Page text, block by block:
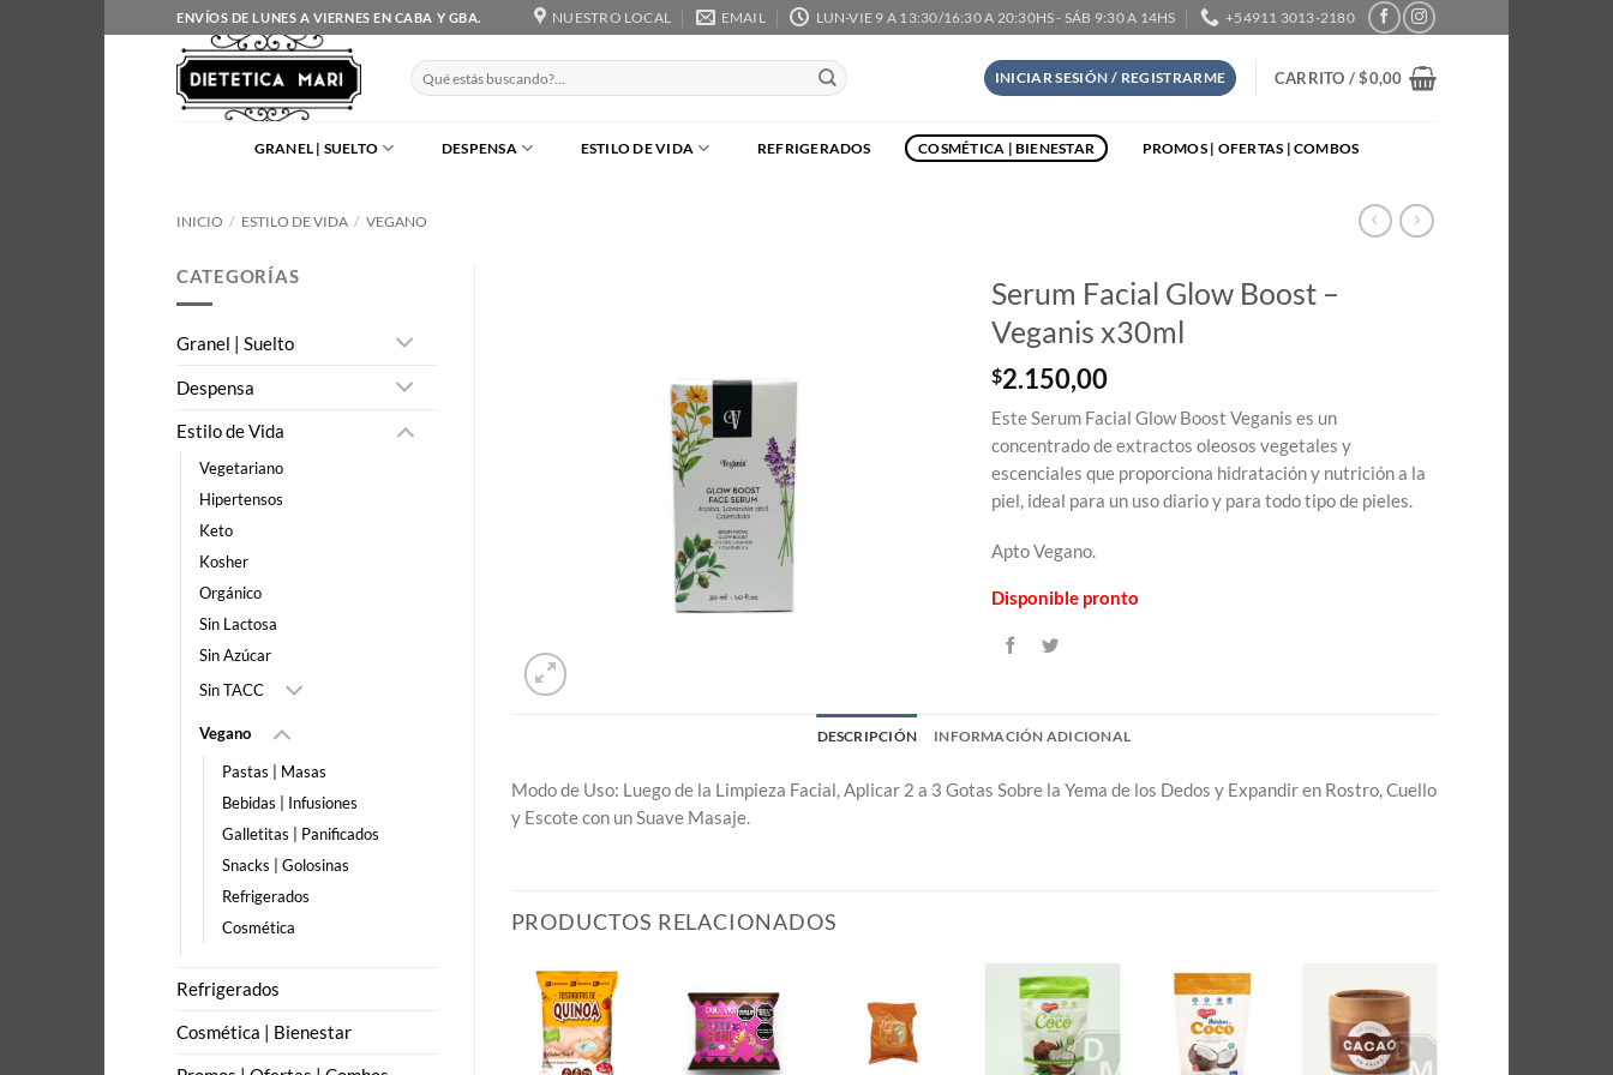
al
contenido
ENVÍOS DE LUNES A VIERNES EN CABA Y GBA. NUESTRO LOCAL EMAIL LUN-VIE 9 A 13:30/16:30 A 20:30HS - SÁB 9:30 A 14HS +54911 3013-2180
Buscar
por:
INICIAR SESIÓN / REGISTRARME CARRITO /$0,00
GRANEL | SUELTO DESPENSA ESTILO DE VIDA REFRIGERADOS COSMÉTICA | BIENESTAR PROMOS | OFERTAS | COMBOS
INICIO / ESTILO DE VIDA / VEGANO
CATEGORÍAS
Granel | Suelto
Despensa
Estilo de Vida
Vegetariano
Hipertensos
Keto
Kosher
Orgánico
Sin Lactosa
Sin Azúcar
Sin TACC
Vegano
Pastas | Masas
Bebidas | Infusiones
Galletitas | Panificados
Snacks | Golosinas
Refrigerados
Cosmética
Refrigerados
Cosmética | Bienestar
Serum Facial Glow Boost –
Veganis x30ml
$2.150,00
Este Serum Facial Glow Boost Veganis es un
concentrado de extractos oleosos vegetales y
escenciales que proporciona hidratación y nutrición a la
piel, ideal para un uso diario y para todo tipo de pieles.
Apto Vegano.
Disponible pronto
DESCRIPCIÓN INFORMACIÓN ADICIONAL
Modo de Uso: Luego de la Limpieza Facial, Aplicar 2 a 3 Gotas Sobre la Yema de los Dedos y Expandir en Rostro, Cuello
y Escote con un Suave Masaje.
PRODUCTOS RELACIONADOS